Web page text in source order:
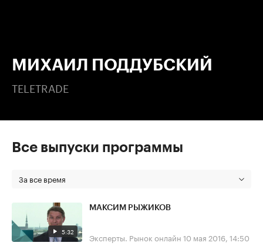
МИХАИЛ ПОДДУБСКИЙ
TELETRADE
Все выпуски программы
За все время
5:32
МАКСИМ РЫЖИКОВ
Эксперты. Рынок онлайн 10 мая 2016, 14:50